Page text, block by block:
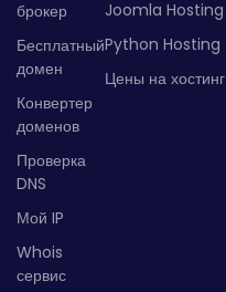
брокер
Бесплатный
домен
Конвертер
доменов
Проверка
DNS
Мой IP
Whois
сервис
Joomla Hosting
Python Hosting
Цены на хостинг